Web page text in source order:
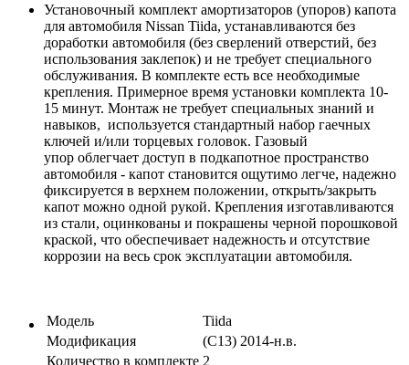
Установочный комплект амортизаторов (упоров) капота
для автомобиля Nissan Tiida, устанавливаются без
доработки автомобиля (без сверлений отверстий, без
использования заклепок) и не требует специального
обслуживания. В комплекте есть все необходимые
крепления. Примерное время установки комплекта 10-
15 минут. Монтаж не требует специальных знаний и
навыков, используется стандартный набор гаечных
ключей и/или торцевых головок. Газовый
упор облегчает доступ в подкапотное пространство
автомобиля - капот становится ощутимо легче, надежно
фиксируется в верхнем положении, открыть/закрыть
капот можно одной рукой. Крепления изготавливаются
из стали, оцинкованы и покрашены черной порошковой
краской, что обеспечивает надежность и отсутствие
коррозии на весь срок эксплуатации автомобиля.
Модель
Tiida
Модификация
(C13) 2014-н.в.
Количество в комплекте 2